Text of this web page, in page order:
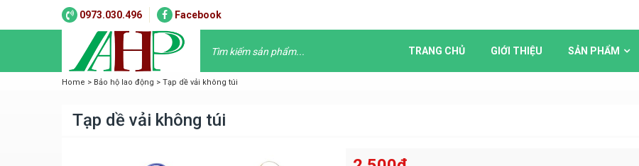
0973.030.496 Facebook
TRANG CHỦ GIỚI THIỆU SẢN PHẨM
Home > Bảo hộ lao động > Tạp dề vải không túi
Tạp dề vải không túi